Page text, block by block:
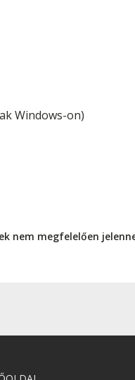
Windows-on)
nem megfelelően